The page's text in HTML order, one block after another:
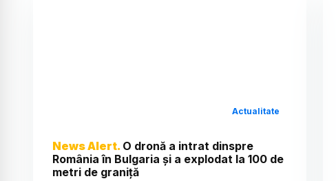
Actualitate
News Alert. O dronă a intrat dinspre
România în Bulgaria și a explodat la 100 de
metri de graniță